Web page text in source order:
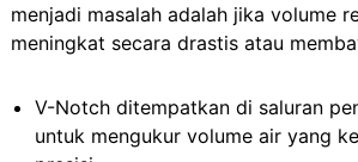
menjadi masalah adalah jika volume
meningkat secara drastis atau
V-Notch ditempatkan di saluran
untuk mengukur volume air yang